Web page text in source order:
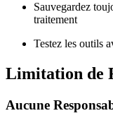
Sauvegardez
traitement
Testez les outils
Limitation de
Aucune